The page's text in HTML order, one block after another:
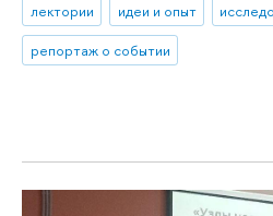
лектории идеи и опыт
репортаж о событии